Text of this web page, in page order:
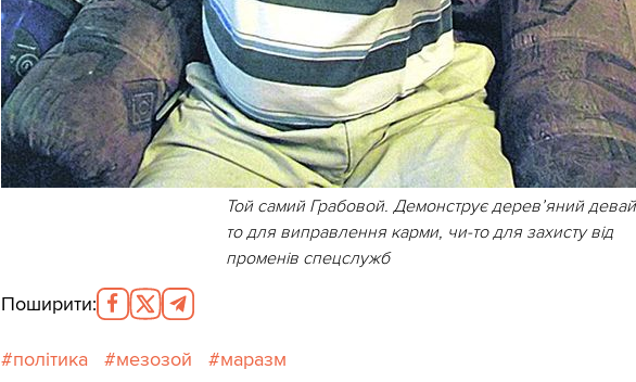
Той самий Грабовой. Демонструє дерев’яний
то для виправлення карми, чи-то для захисту від
променів спецслужб
Поширити:
політика мезозой маразм